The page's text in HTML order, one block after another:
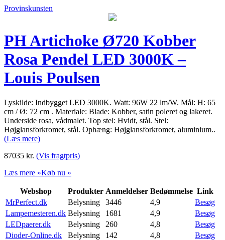
Provinskunsten
PH Artichoke Ø720 Kobber
Rosa Pendel LED 3000K –
Louis Poulsen
Lyskilde: Indbygget LED 3000K. Watt: 96W 22 lm/W. Mål: H: 65
cm / Ø: 72 cm . Materiale: Blade: Kobber, satin poleret og lakeret.
Underside rosa, vådmalet. Top stel: Hvidt, stål. Stel:
Højglansforkromet, stål. Ophæng: Højglansforkromet, aluminium..
(Læs mere)
87035 kr. (Vis fragtpris)
Læs mere »Køb nu »
Webshop Produkter Anmeldelser Bedømmelse Link
MrPerfect.dk
Belysning 3446 4,9
Besøg
Lampemesteren.dk Belysning 1681 4,9
Besøg
LEDpaerer.dk
Belysning 260 4,8
Besøg
Dioder-Online.dk
Belysning 142 4,8
Besøg